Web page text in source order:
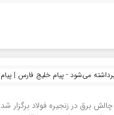
می‌شود - پیام خلیج فارس |